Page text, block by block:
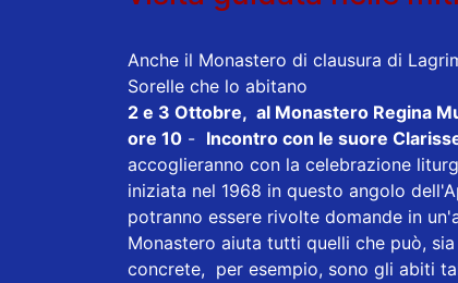
Anche il Monastero di clausura di
Sorelle che lo abitano
2 e 3 Ottobre, al Monastero Regina
ore 10 - Incontro con le suore
accoglieranno con la celebrazione
iniziata nel 1968 in questo angolo
potranno essere rivolte domande in
Monastero aiuta tutti quelli che può,
concrete, per esempio, sono gli abiti